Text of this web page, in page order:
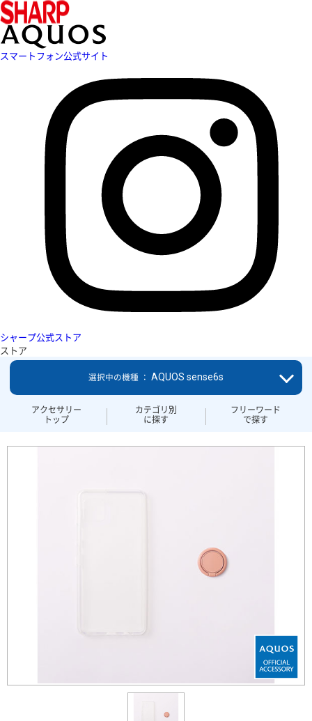
スマートフォン公式サイト
シャープ公式ストア
ストア
アクセサリー
トップ
カテゴリ別
に探す
フリーワード
で探す
選択中の機種 ： AQUOS sense6s